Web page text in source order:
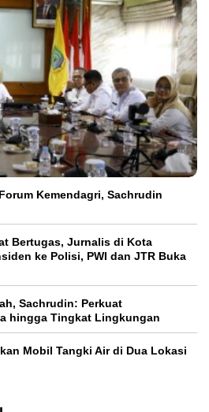
Kemendagri, Sachrudin
Bertugas, Jurnalis di Kota
ke Polisi, PWI dan JTR Buka
Sachrudin: Perkuat
hingga Tingkat Lingkungan
Mobil Tangki Air di Dua Lokasi